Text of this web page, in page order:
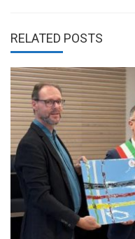
RELATED POSTS